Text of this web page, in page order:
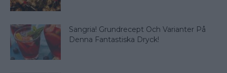
Sangria! Grundrecept Och Varianter På
Denna Fantastiska Dryck!